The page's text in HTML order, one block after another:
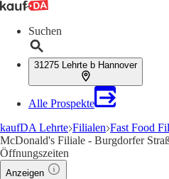
Suchen
31275 Lehrte b Hannover
Alle Prospekte
kaufDA Lehrte Filialen Fast Food
McDonald's Filiale - Burgdorfer
Öffnungszeiten
Anzeigen